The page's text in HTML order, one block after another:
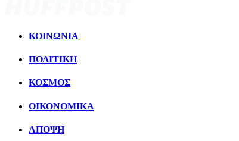
ΚΟΙΝΩΝΙΑ
ΠΟΛΙΤΙΚΗ
ΚΟΣΜΟΣ
ΟΙΚΟΝΟΜΙΚΑ
ΑΠΟΨΗ